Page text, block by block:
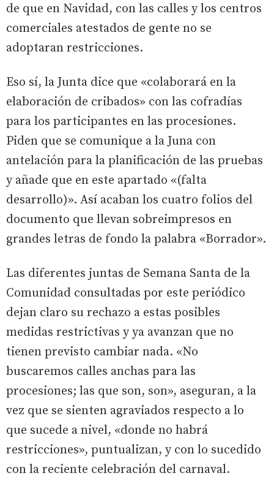
de que en Navidad, con las calles y los centros
comerciales atestados de gente no se
adoptaran restricciones.
Eso sí, la Junta dice que «colaborará en la
elaboración de cribados» con las cofradías
para los participantes en las procesiones.
Piden que se comunique a la Juna con
antelación para la planificación de las pruebas
y añade que en este apartado «(falta
desarrollo)». Así acaban los cuatro folios del
documento que llevan sobreimpresos en
grandes letras de fondo la palabra «Borrador».
Las diferentes juntas de Semana Santa de la
Comunidad consultadas por este periódico
dejan claro su rechazo a estas posibles
medidas restrictivas y ya avanzan que no
tienen previsto cambiar nada. «No
buscaremos calles anchas para las
procesiones; las que son, son», aseguran, a la
vez que se sienten agraviados respecto a lo
que sucede a nivel, «donde no habrá
restricciones», puntualizan, y con lo sucedido
con la reciente celebración del carnaval.